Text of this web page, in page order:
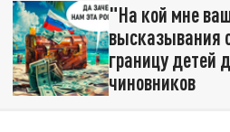
"На кой мне
высказывания
границу детей
чиновников